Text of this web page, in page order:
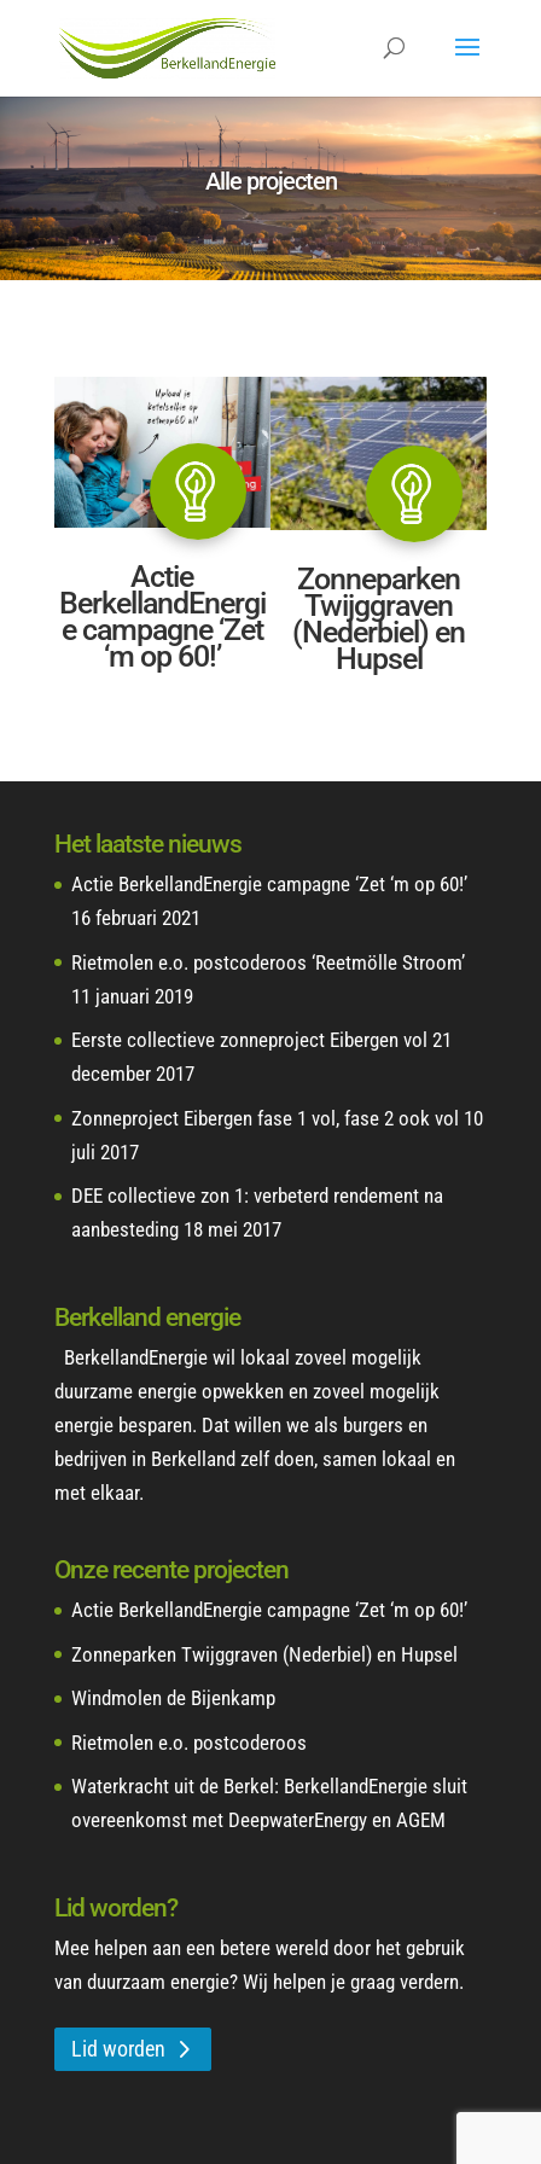
Alle projecten
Actie
BerkellandEnergi
e campagne ‘Zet
‘m op 60!’
Zonneparken
Twijggraven
(Nederbiel) en
Hupsel
Het laatste nieuws
Actie BerkellandEnergie campagne ‘Zet ‘m op 60!’
16 februari 2021
Rietmolen e.o. postcoderoos ‘Reetmölle Stroom’
11 januari 2019
Eerste collectieve zonneproject Eibergen vol 21
december 2017
Zonneproject Eibergen fase 1 vol, fase 2 ook vol 10
juli 2017
DEE collectieve zon 1: verbeterd rendement na
aanbesteding 18 mei 2017
Berkelland energie
BerkellandEnergie wil lokaal zoveel mogelijk
duurzame energie opwekken en zoveel mogelijk
energie besparen. Dat willen we als burgers en
bedrijven in Berkelland zelf doen, samen lokaal en
met elkaar.
Onze recente projecten
Actie BerkellandEnergie campagne ‘Zet ‘m op 60!’
Zonneparken Twijggraven (Nederbiel) en Hupsel
Windmolen de Bijenkamp
Rietmolen e.o. postcoderoos
Waterkracht uit de Berkel: BerkellandEnergie sluit
overeenkomst met DeepwaterEnergy en AGEM
Lid worden?
Mee helpen aan een betere wereld door het gebruik
van duurzaam energie? Wij helpen je graag verdern.
Lid worden